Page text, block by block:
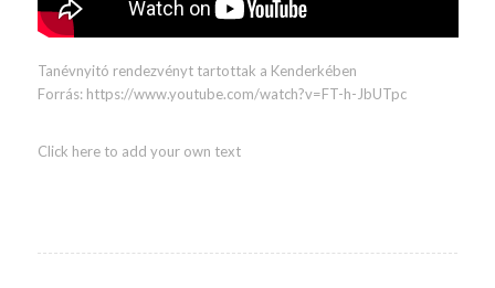
Tanévnyitó rendezvényt tartottak a Kenderkében
Forrás: https://www.youtube.com/watch?v=FT-h-JbUTpc
Click here to add your own text